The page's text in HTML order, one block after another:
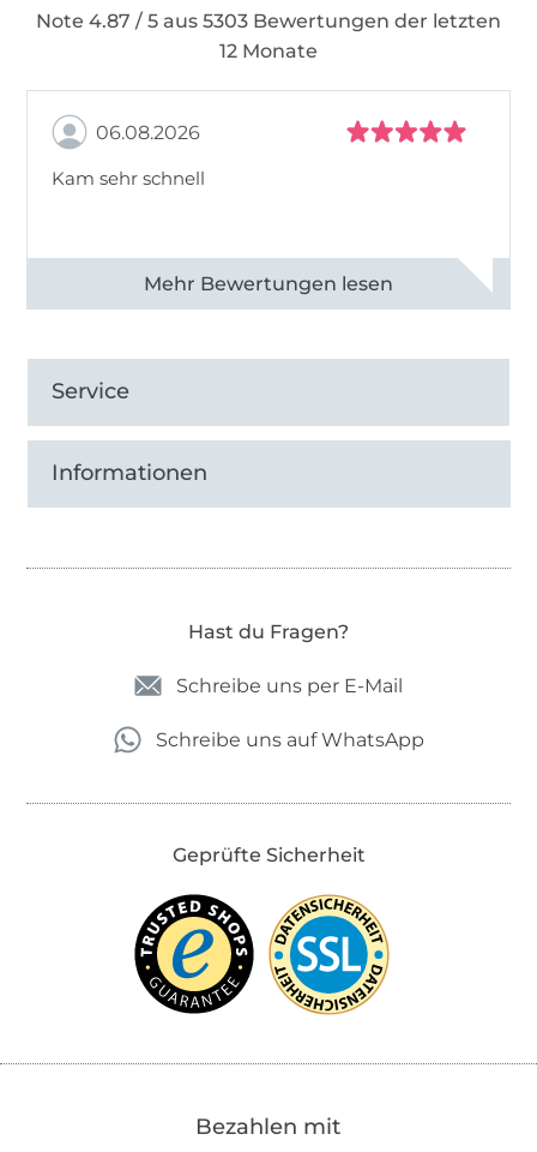
Note 4.87 / 5 aus 5303 Bewertungen der letzten
12 Monate
06.08.2026
Kam sehr schnell
Alle 82950 Bewertungen ansehen
Service
Informationen
Hast du Fragen?
Schreibe uns per E-Mail
Schreibe uns auf WhatsApp
Geprüfte Sicherheit
Bezahlen mit